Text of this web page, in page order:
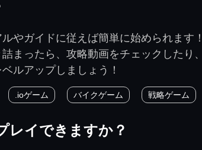
やガイドに従えば簡単に始められます
まったら、攻略動画をチェックした
ルアップしましょう！
.ioゲーム バイクゲーム 戦略ゲーム
レイできますか？